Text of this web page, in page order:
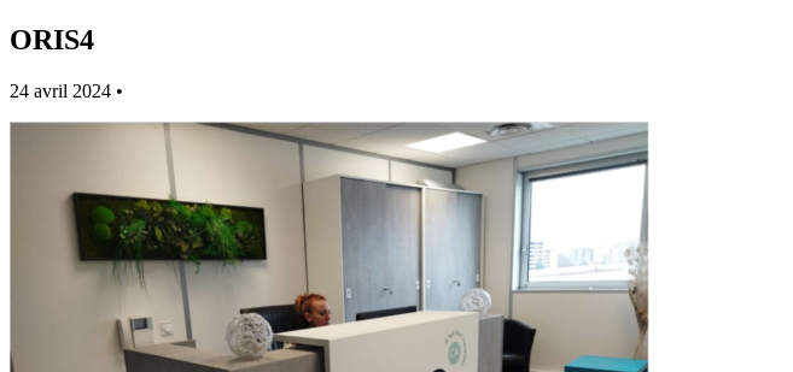
ORIS4
24 avril 2024 •